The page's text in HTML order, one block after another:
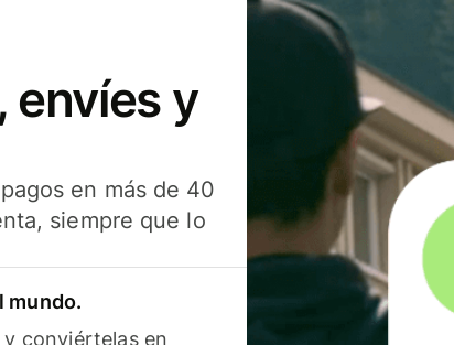
envíes y
en más de 40
siempre que lo
mundo.
conviértelas en